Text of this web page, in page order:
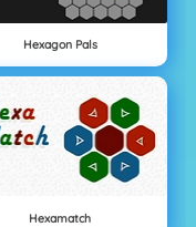
Hexagon Pals
Hexamatch